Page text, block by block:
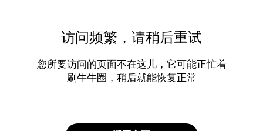
访问频繁，请稍后重试
您所要访问的页面不在这儿，它可能正忙着
刷牛牛圈，稍后就能恢复正常